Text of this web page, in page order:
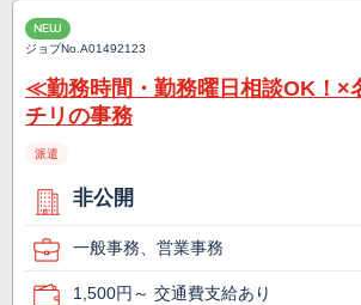
NEW
ジョブNo.A01492123
≪勤務時間・勤務曜日相談OK！×
チリの事務
派遣
非公開
一般事務、営業事務
1,500円～ 交通費支給あり